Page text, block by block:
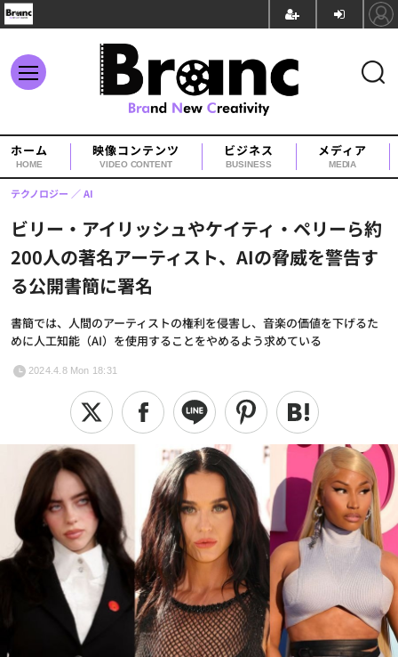
ホーム
HOME
映像コンテンツ
VIDEO CONTENT
ビジネス
BUSINESS
メディア
MEDIA
ビリー・アイリッシュやケイティ・ペリーら約
200人の著名アーティスト、AIの脅威を警告す
る公開書簡に署名
書簡では、人間のアーティストの権利を侵害し、音楽の価値を下げるた
めに人工知能（AI）を使用することをやめるよう求めている
テクノロジー AI
2024.4.8 Mon 18:31